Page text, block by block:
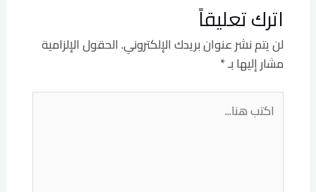
اترك تعليقاً
لن يتم نشر عنوان بريدك الإلكتروني. الحقول الإلزامية
مشار إليها بـ*
اكتب
هنا...